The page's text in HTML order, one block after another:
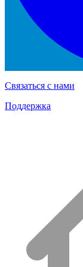
Связаться с нами
Поддержка